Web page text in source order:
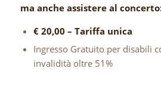
ma anche assistere al
€ 20,00 – Tariffa unica
Ingresso Gratuito per disabili
invalidità oltre 51%